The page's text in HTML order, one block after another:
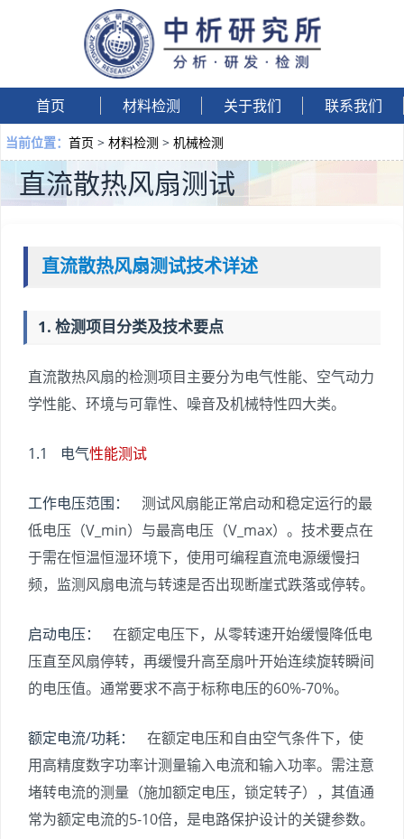
首页 材料检测 关于我们 联系我们
当前位置： 首页 > 材料检测 > 机械检测
直流散热风扇测试
直流散热风扇测试技术详述
1. 检测项目分类及技术要点
直流散热风扇的检测项目主要分为电气性能、空气动力
学性能、环境与可靠性、噪音及机械特性四大类。
1.1 电气性能测试
工作电压范围：
测试风扇能正常启动和稳定运行的最
低电压（V_min）与最高电压（V_max）。技术要点在
于需在恒温恒湿环境下，使用可编程直流电源缓慢扫
频，监测风扇电流与转速是否出现断崖式跌落或停转。
启动电压：
在额定电压下，从零转速开始缓慢降低电
压直至风扇停转，再缓慢升高至扇叶开始连续旋转瞬间
的电压值。通常要求不高于标称电压的60%-70%。
额定电流/功耗：
在额定电压和自由空气条件下，使
用高精度数字功率计测量输入电流和输入功率。需注意
堵转电流的测量（施加额定电压，锁定转子），其值通
常为额定电流的5-10倍，是电路保护设计的关键参数。